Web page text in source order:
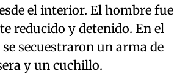
el interior. El hombre fue
reducido y detenido. En el
secuestraron un arma de
y un cuchillo.